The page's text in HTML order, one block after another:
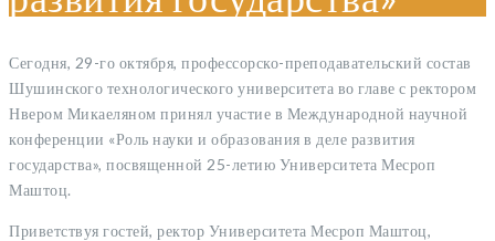
Сегодня, 29-го октября, профессорско-преподавательский состав
Шушинского технологического университета во главе с ректором
Нвером Микаеляном принял участие в Международной научной
конференции «Роль науки и образования в деле развития
государства», посвященной 25-летию Университета Месроп
Маштоц.
Приветствуя гостей, ректор Университета Месроп Маштоц,